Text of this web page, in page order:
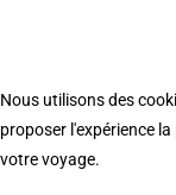
Nous utilisons des
proposer l'expérience
votre voyage.